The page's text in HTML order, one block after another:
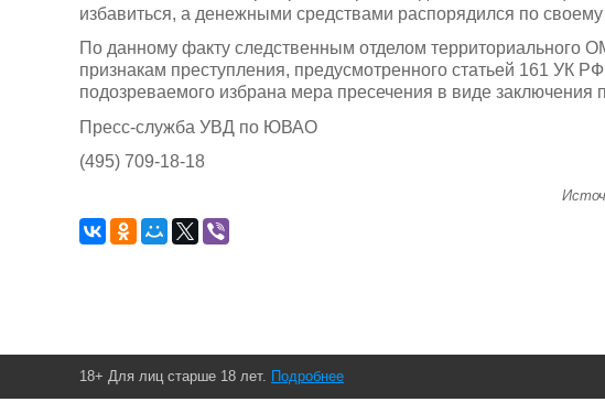
избавиться, а денежными средствами распорядился по
По данному факту следственным отделом территориального
признакам преступления, предусмотренного статьей 161 УК
подозреваемого избрана мера пресечения в виде заключения
Пресс-служба УВД по ЮВАО
(495) 709-18-18
18+ Для лиц старше 18 лет. Подробнее